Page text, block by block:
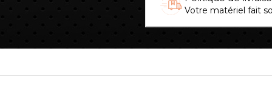
Votre matériel fait